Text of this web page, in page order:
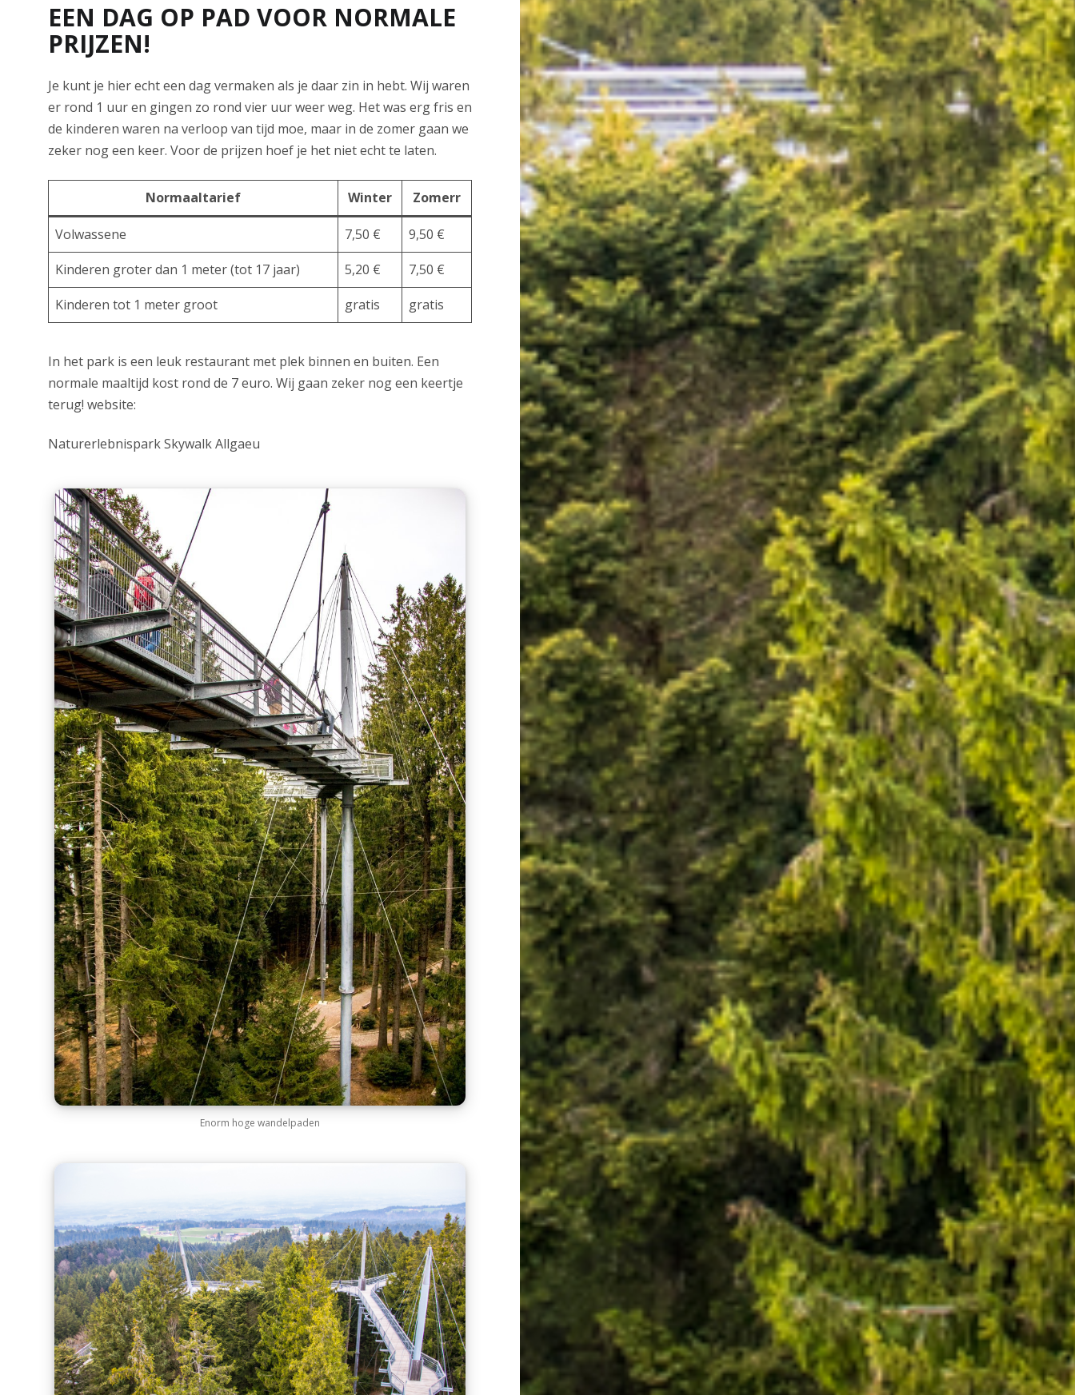
EEN DAG OP PAD VOOR NORMALE
PRIJZEN!
Je kunt je hier echt een dag vermaken als je daar zin in hebt. Wij waren
er rond 1 uur en gingen zo rond vier uur weer weg. Het was erg fris en
de kinderen waren na verloop van tijd moe, maar in de zomer gaan we
zeker nog een keer. Voor de prijzen hoef je het niet echt te laten.
Normaaltarief Winter Zomerr
Volwassene 7,50 €
9,50 €
Kinderen groter dan 1 meter (tot 17 jaar)
5,20 €
7,50 €
Kinderen tot 1 meter groot
gratis gratis
In het park is een leuk restaurant met plek binnen en buiten. Een
normale maaltijd kost rond de 7 euro. Wij gaan zeker nog een keertje
terug! website:
Naturerlebnispark Skywalk Allgaeu
Enorm hoge wandelpaden